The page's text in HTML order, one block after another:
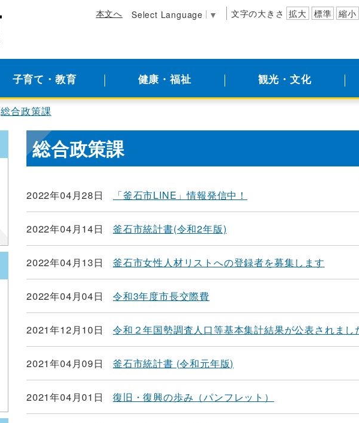
本文へ Select Language ▼ 文字の大きさ 拡大 標準 縮小
子育て・教育 健康・福祉 観光・文化
総合政策課
総合政策課
2022年04月28日 「釜石市LINE」情報発信中！
2022年04月14日 釜石市統計書(令和2年版)
2022年04月13日 釜石市女性人材リストへの登録者を募集します
2022年04月04日 令和3年度市長交際費
2021年12月10日 令和２年国勢調査人口等基本集計結果が公表されまし
2021年04月09日 釜石市統計書 (令和元年版)
2021年04月01日 復旧・復興の歩み（パンフレット）